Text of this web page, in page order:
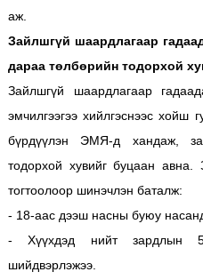
аж.
Зайлшгүй шаардлагаар
дараа төлбөрийн тодорхой
Зайлшгүй шаардлагаар
эмчилгээгээ хийлгэснээс хойш
бүрдүүлэн ЭМЯ-д хандаж,
тодорхой хувийг буцаан
тогтоолоор шинэчлэн баталж:
- 18-аас дээш насны буюу
- Хүүхдэд нийт зардлын
шийдвэрлэжээ.